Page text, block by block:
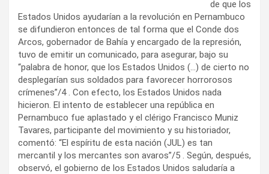
de que los
Estados Unidos ayudarían a la revolución en Pernambuco
se difundieron entonces de tal forma que el Conde dos
Arcos, gobernador de Bahía y encargado de la represión,
tuvo de emitir un comunicado, para asegurar, bajo su
“palabra de honor, que los Estados Unidos (…) de cierto no
desplegarían sus soldados para favorecer horrorosos
crímenes”/4 . Con efecto, los Estados Unidos nada
hicieron. El intento de establecer una república en
Pernambuco fue aplastado y el clérigo Francisco Muniz
Tavares, participante del movimiento y su historiador,
comentó: “El espíritu de esta nación (JUL) es tan
mercantil y los mercantes son avaros”/5 . Según, después,
observó, el gobierno de los Estados Unidos saludaría a